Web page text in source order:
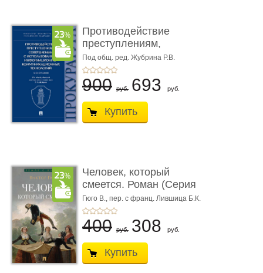
Противодействие
преступлениям,
совершаемым с ...
Под общ. ред. Жубрина Р.В.
900 руб. 693 руб.
Купить
Человек, который
смеется. Роман (Серия
«Роман с ...
Гюго В., пер. с франц. Лившица Б.К.
400 руб. 308 руб.
Купить